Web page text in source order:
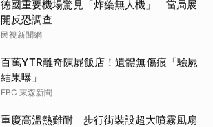
德國重要機場驚見「炸藥無人機」 當局展
開反恐調查
民視新聞網
百萬YTR離奇陳屍飯店！遺體無傷痕「驗屍
結果曝」
EBC 東森新聞
重慶高溫熱難耐 步行街裝設超大噴霧風扇